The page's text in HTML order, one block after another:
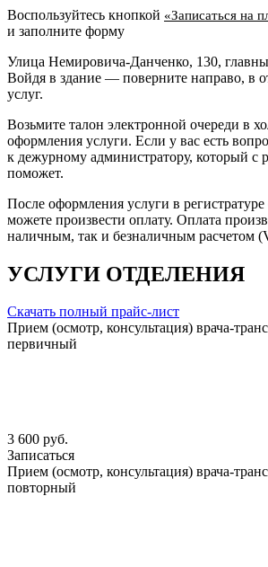
Воспользуйтесь кнопкой «Записаться на
и заполните форму
Улица Немировича-Данченко, 130,
Войдя в здание — поверните направо, в
услуг.
Возьмите талон электронной очереди в
оформления услуги. Если у вас есть
к дежурному администратору, который с
поможет.
После оформления услуги в
можете произвести оплату. Оплата
наличным, так и безналичным расчетом
УСЛУГИ ОТДЕЛЕНИЯ
Скачать полный прайс-лист
Прием (осмотр, консультация) врача-
первичный
3 600 руб.
Записаться
Прием (осмотр, консультация) врача-
повторный